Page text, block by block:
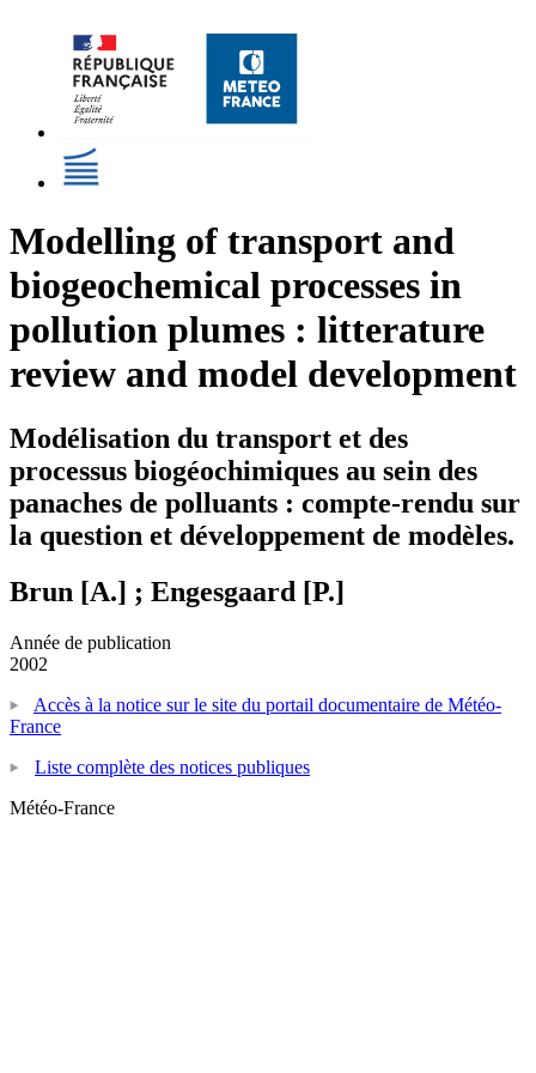
Modelling of transport and
biogeochemical processes in
pollution plumes : litterature
review and model development
Modélisation du transport et des
processus biogéochimiques au sein des
panaches de polluants : compte-rendu sur
la question et développement de modèles.
Brun [A.] ; Engesgaard [P.]
Année de publication
2002
Accès à la notice sur le site du portail documentaire de Météo-
France
Liste complète des notices publiques
Météo-France